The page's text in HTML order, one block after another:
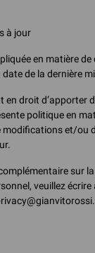
à jour
en matière de
de la dernière
en droit d’apporter
politique en
modifications et/ou
sur
veuillez écrire